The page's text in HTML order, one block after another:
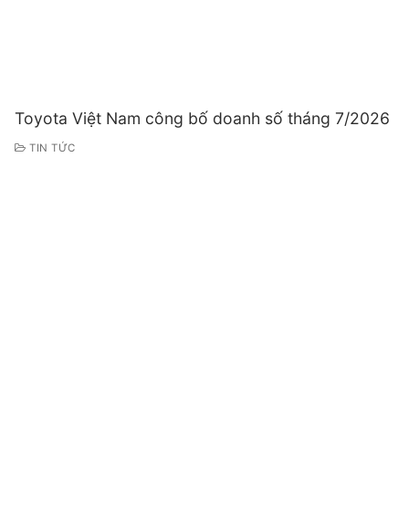
Toyota Việt Nam công bố doanh số tháng 7/2026
TIN TỨC